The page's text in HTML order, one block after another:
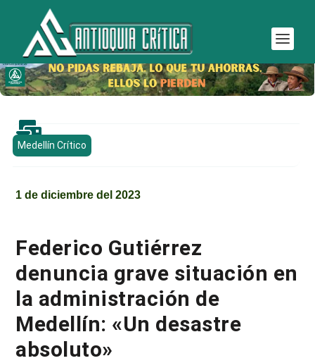

Medellín Crítico
1 de diciembre del 2023
Federico Gutiérrez
denuncia grave situación en
la administración de
Medellín: «Un desastre
absoluto»